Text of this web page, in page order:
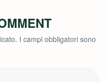
I campi obbligatori sono